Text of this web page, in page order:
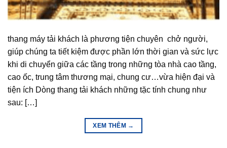
thang máy tải khách là phương tiện chuyên chở người,
giúp chúng ta tiết kiệm được phần lớn thời gian và sức lực
khi di chuyển giữa các tầng trong những tòa nhà cao tầng,
cao ốc, trung tâm thương mại, chung cư…vừa hiện đại và
tiện ích Dòng thang tải khách những tặc tính chung như
sau: […]
XEM THÊM →